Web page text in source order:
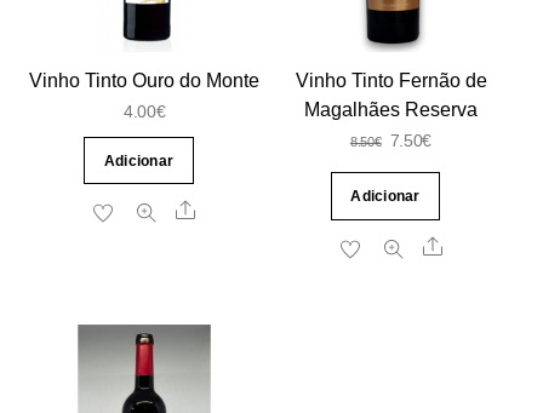
Vinho Tinto Ouro do Monte
4.00€
Adicionar
Share
Vinho Tinto Fernão de
Magalhães Reserva
8.50€
O
preço
era:
7.50€O
preço
é:
Adicionar
Share